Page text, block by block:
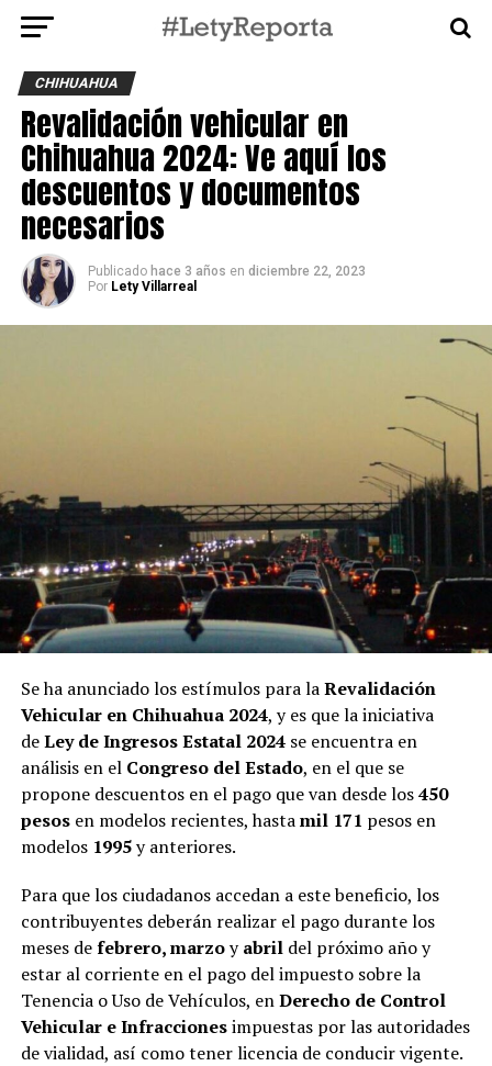
CHIHUAHUA
Revalidación vehicular en
Chihuahua 2024: Ve aquí los
descuentos y documentos
necesarios
Publicado hace 3 años en diciembre 22, 2023
Por Lety Villarreal
Se ha anunciado los estímulos para laRevalidación
Vehicular en Chihuahua 2024, y es que la iniciativa
deLey de Ingresos Estatal 2024se encuentra en
análisis en el Congreso del Estado, en el que se
propone descuentos en el pago que van desde los450
pesosen modelos recientes, hastamil 171 pesos en
modelos 1995y anteriores.
Para que los ciudadanos accedan a este beneficio, los
contribuyentes deberán realizar el pago durante los
meses defebrero, marzoyabrildel próximo año y
estar al corriente en el pago del impuesto sobre la
Tenencia o Uso de Vehículos, enDerecho de Control
Vehicular e Infraccionesimpuestas por las autoridades
de vialidad, así como tener licencia de conducir vigente.